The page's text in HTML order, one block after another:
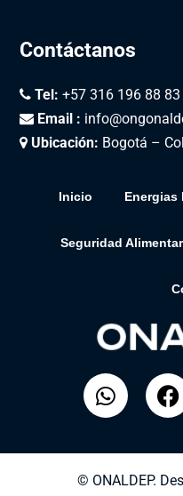
Contáctanos
Tel: +57 316 196 88 83
Email :
Ubicación: Bogotá –
Inicio Energias
Seguridad
© ONALDEP.